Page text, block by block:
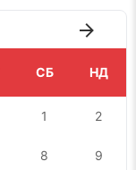
СБ НД
1 2
8 9